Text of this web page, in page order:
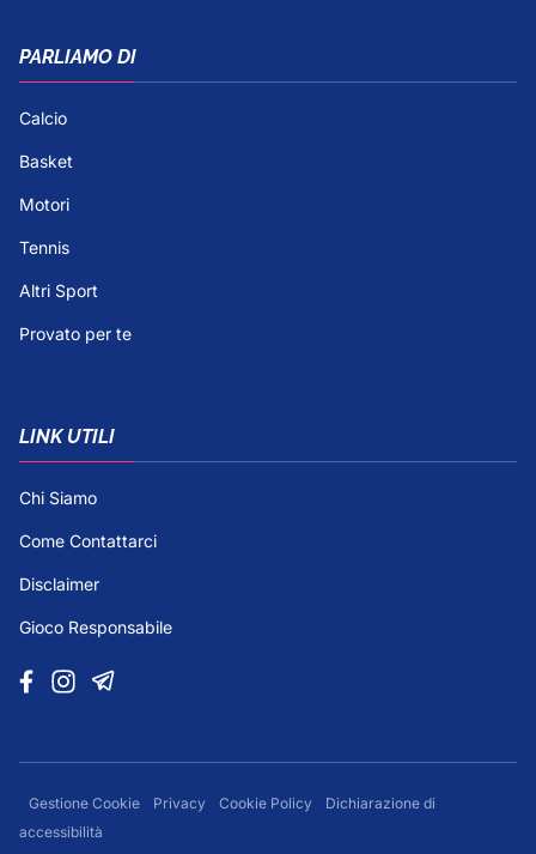
PARLIAMO DI
Calcio
Basket
Motori
Tennis
Altri Sport
Provato per te
LINK UTILI
Chi Siamo
Come Contattarci
Disclaimer
Gioco Responsabile
Gestione Cookie Privacy Cookie Policy
Dichiarazione di
accessibilità